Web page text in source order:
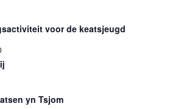
voor de keatsjeugd
yn Tsjom